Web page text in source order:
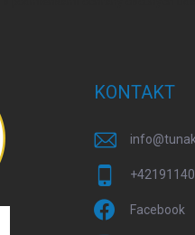
KONTAKT
info@
Facebook